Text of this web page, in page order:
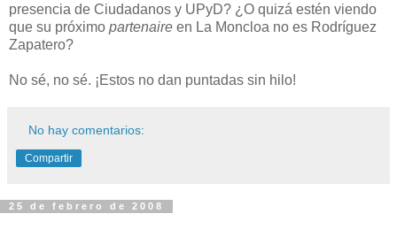
presencia de Ciudadanos y UPyD? ¿O quizá estén viendo
que su próximo partenaire en La Moncloa no es Rodríguez
Zapatero?
No sé, no sé. ¡Estos no dan puntadas sin hilo!
No hay comentarios:
Compartir
25 de febrero de 2008